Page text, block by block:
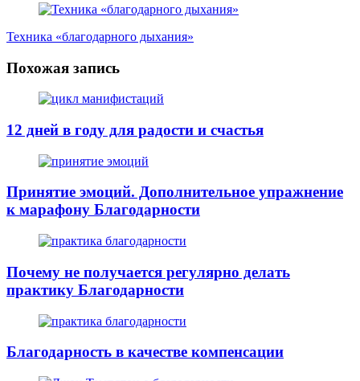
Техника «благодарного дыхания»
Похожая запись
12 дней в году для радости и счастья
Принятие эмоций. Дополнительное упражнение
к марафону Благодарности
Почему не получается регулярно делать
практику Благодарности
Благодарность в качестве компенсации